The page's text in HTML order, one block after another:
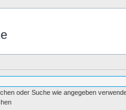
oder Suche wie angegeben